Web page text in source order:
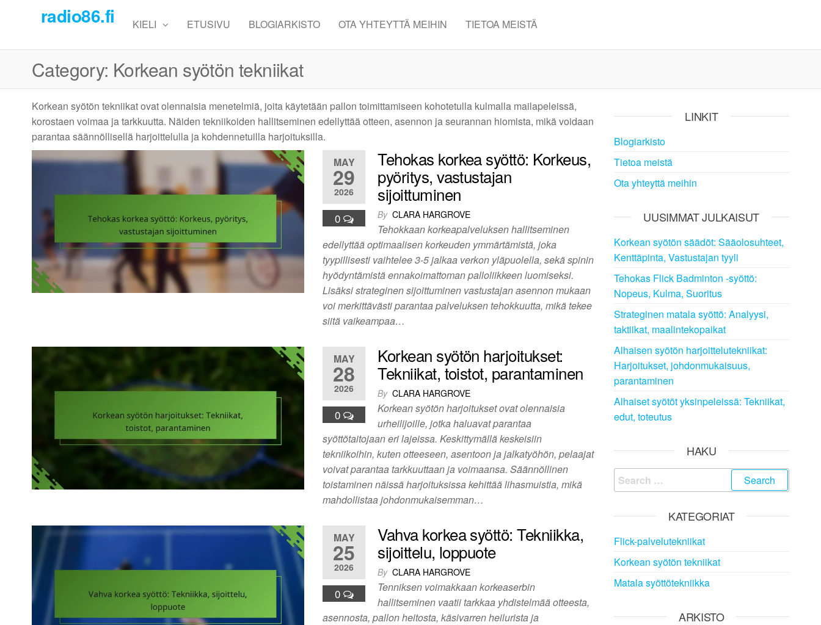
content
radio86.fi KIELI ETUSIVU BLOGIARKISTO OTA YHTEYTTÄ MEIHIN TIETOA MEISTÄ
Category: Korkean syötön tekniikat
Korkean syötön tekniikat ovat olennaisia menetelmiä, joita käytetään pallon toimittamiseen kohotetulla kulmalla mailapeleissä,
korostaen voimaa ja tarkkuutta. Näiden tekniikoiden hallitseminen edellyttää otteen, asennon ja seurannan hiomista, mikä voidaan
parantaa säännöllisellä harjoittelulla ja kohdennetuilla harjoituksilla.
MAY
29
2026
0
Tehokas korkea syöttö: Korkeus,
pyöritys, vastustajan
sijoittuminen
By CLARA HARGROVE
Tehokkaan korkeapalveluksen hallitseminen
edellyttää optimaalisen korkeuden ymmärtämistä, joka
tyypillisesti vaihtelee 3-5 jalkaa verkon yläpuolella, sekä spinin
hyödyntämistä ennakoimattoman palloliikkeen luomiseksi.
Lisäksi strateginen sijoittuminen vastustajan asennon mukaan
voi merkittävästi parantaa palveluksen tehokkuutta, mikä tekee
siitä vaikeampaa…
MAY
28
2026
0
Korkean syötön harjoitukset:
Tekniikat, toistot, parantaminen
By CLARA HARGROVE
Korkean syötön harjoitukset ovat olennaisia
urheilijoille, jotka haluavat parantaa
syöttötaitojaan eri lajeissa. Keskittymällä keskeisiin
tekniikoihin, kuten otteeseen, asentoon ja jalkatyöhön, pelaajat
voivat parantaa tarkkuuttaan ja voimaansa. Säännöllinen
toistaminen näissä harjoituksissa kehittää lihasmuistia, mikä
mahdollistaa johdonmukaisemman…
MAY
25
2026
0
Vahva korkea syöttö: Tekniikka,
sijoittelu, loppuote
By CLARA HARGROVE
Tenniksen voimakkaan korkeaserbin
hallitseminen vaatii tarkkaa yhdistelmää otteesta,
asennosta, pallon heitosta, käsivarren heilurista ja
LINKIT
Blogiarkisto
Tietoa meistä
Ota yhteyttä meihin
UUSIMMAT JULKAISUT
Korkean syötön säädöt: Sääolosuhteet,
Kenttäpinta, Vastustajan tyyli
Tehokas Flick Badminton -syöttö:
Nopeus, Kulma, Suoritus
Strateginen matala syöttö: Analyysi,
taktiikat, maalintekopaikat
Alhaisen syötön harjoittelutekniikat:
Harjoitukset, johdonmukaisuus,
parantaminen
Alhaiset syötöt yksinpeleissä: Tekniikat,
edut, toteutus
HAKU
Search
for:
KATEGORIAT
Flick-palvelutekniikat
Korkean syötön tekniikat
Matala syöttötekniikka
ARKISTO